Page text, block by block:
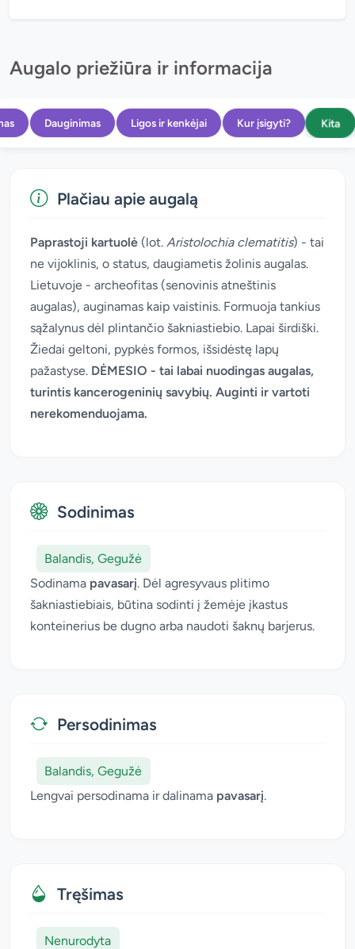
Augalo priežiūra ir informacija
Dauginimas Ligos ir kenkėjai Kur įsigyti? Kita
Plačiau apie augalą
Paprastoji kartuolė (lot. Aristolochia clematitis) - tai
ne vijoklinis, o status, daugiametis žolinis augalas.
Lietuvoje - archeofitas (senovinis atneštinis
augalas), auginamas kaip vaistinis. Formuoja tankius
sąžalynus dėl plintančio šakniastiebio. Lapai širdiški.
Žiedai geltoni, pypkės formos, išsidėstę lapų
pažastyse. DĖMESIO - tai labai nuodingas augalas,
turintis kancerogeninių savybių. Auginti ir vartoti
nerekomenduojama.
Sodinimas
Balandis, Gegužė
Sodinama pavasarį. Dėl agresyvaus plitimo
šakniastiebiais, būtina sodinti į žemėje įkastus
konteinerius be dugno arba naudoti šaknų barjerus.
Persodinimas
Balandis, Gegužė
Lengvai persodinama ir dalinama pavasarį.
Tręšimas
Nenurodyta